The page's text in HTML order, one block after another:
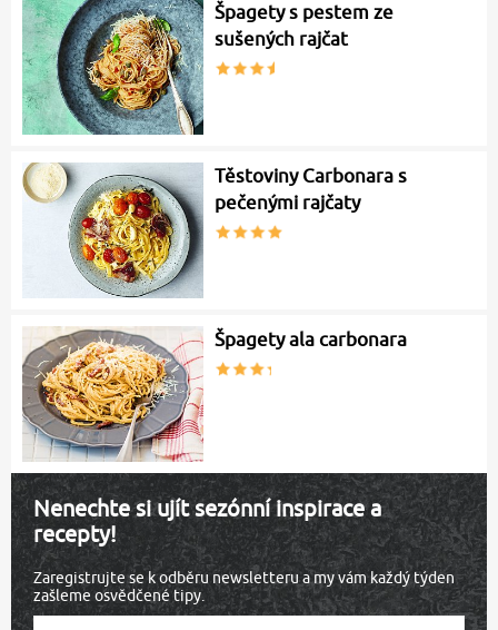
Špagety s pestem ze
sušených rajčat
Těstoviny Carbonara s
pečenými rajčaty
Špagety ala carbonara
Nenechte si ujít sezónní inspirace a
recepty!
Zaregistrujte se k odběru newsletteru a my vám každý týden
zašleme osvědčené tipy.